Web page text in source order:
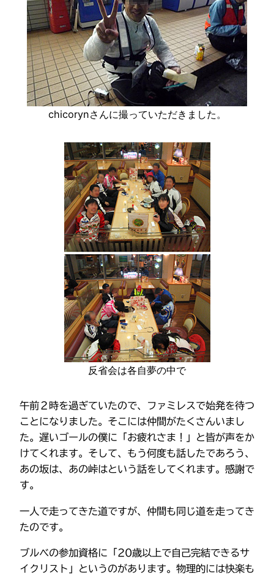
chicorynさんに撮っていただきました。
反省会は各自夢の中で
午前２時を過ぎていたので、ファミレスで始発を待つ
ことになりました。そこには仲間がたくさんいまし
た。遅いゴールの僕に「お疲れさま！」と皆が声をか
けてくれます。そして、もう何度も話したであろう、
あの坂は、あの峠はという話をしてくれます。感謝で
す。
一人で走ってきた道ですが、仲間も同じ道を走ってき
たのです。
ブルべの参加資格に「20歳以上で自己完結できるサ
イクリスト」というのがあります。物理的には快楽も